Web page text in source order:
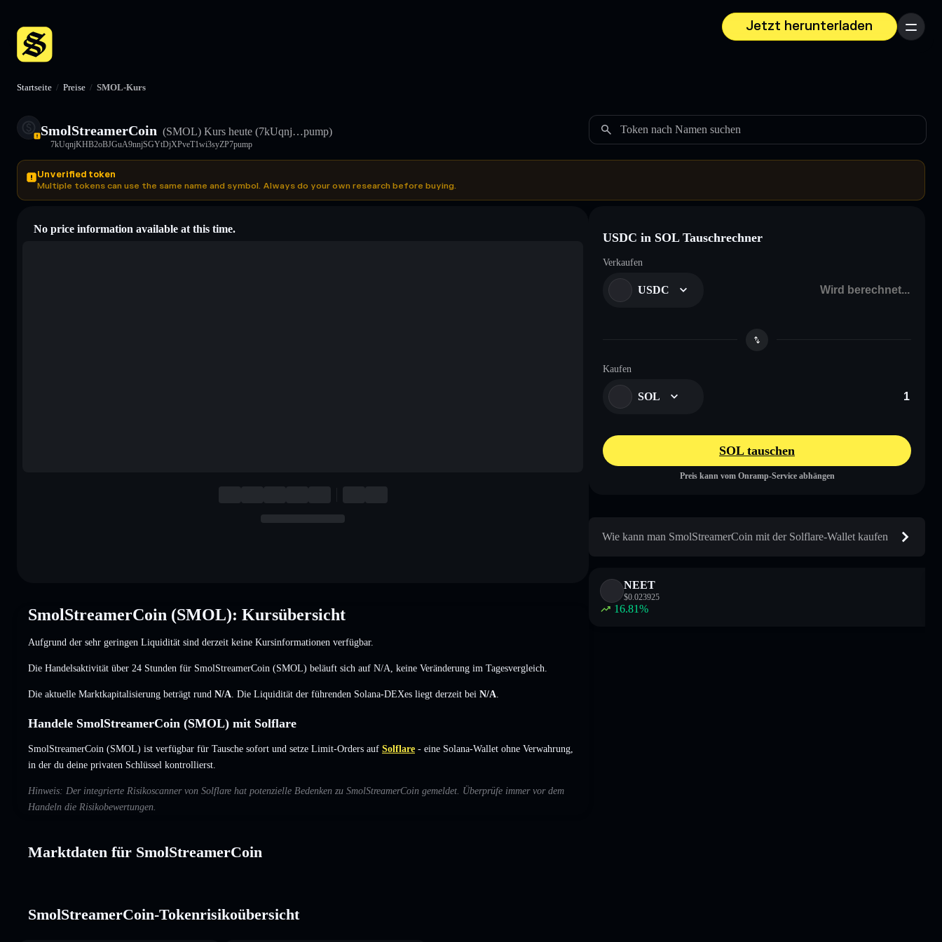
Jetzt herunterladen
Menü
Startseite / Preise / SMOL-Kurs
SmolStreamerCoin (SMOL) Kurs heute (7kUqnj…pump)
7kUqnjKHB2oBJGuA9nnjSGYtDjXPveT1wi3syZP7pump
Token nach Namen suchen
Unverified token
Multiple tokens can use the same name and symbol. Always do your own research before buying.
No price information available at this time.
SmolStreamerCoin (SMOL): Kursübersicht
Aufgrund der sehr geringen Liquidität sind derzeit keine Kursinformationen verfügbar.
Die Handelsaktivität über 24 Stunden für SmolStreamerCoin (SMOL) beläuft sich auf N/A keine Veränderung im Tagesvergleich.
Die aktuelle Marktkapitalisierung beträgt rund N/A . Die Liquidität der führenden Solana-DEXes liegt derzeit bei N/A
Handele SmolStreamerCoin (SMOL) mit Solflare
SmolStreamerCoin (SMOL) ist verfügbar für Tausche sofort und setze Limit-Orders auf Solflare - eine Solana-Wallet ohne Verwahrung,
in der du deine privaten Schlüssel kontrollierst.
Hinweis: Der integrierte Risikoscanner von Solflare hat potenzielle Bedenken zu SmolStreamerCoin gemeldet. Überprüfe immer vor dem
Handeln die Risikobewertungen.
Marktdaten für SmolStreamerCoin
SmolStreamerCoin-Tokenrisikoübersicht
USDC in SOL Tauschrechner
Verkaufen
USDC
Kaufen
SOL
SOL tauschen
Preis kann vom Onramp-Service abhängen
Wie kann man SmolStreamerCoin mit der Solflare-Wallet kaufen
NEET
$0.023925
16.81%